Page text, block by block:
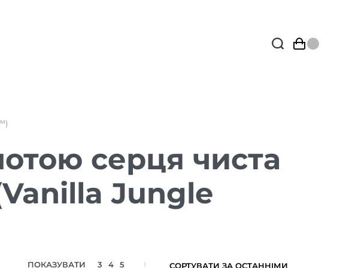
серця чиста
Jungle
ПОКАЗУВАТИ 3 4 5